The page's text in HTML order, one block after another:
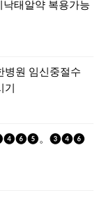
태알약 복용가능
병원 임신중절수
기
。❼❹❻❺。❸❹❻